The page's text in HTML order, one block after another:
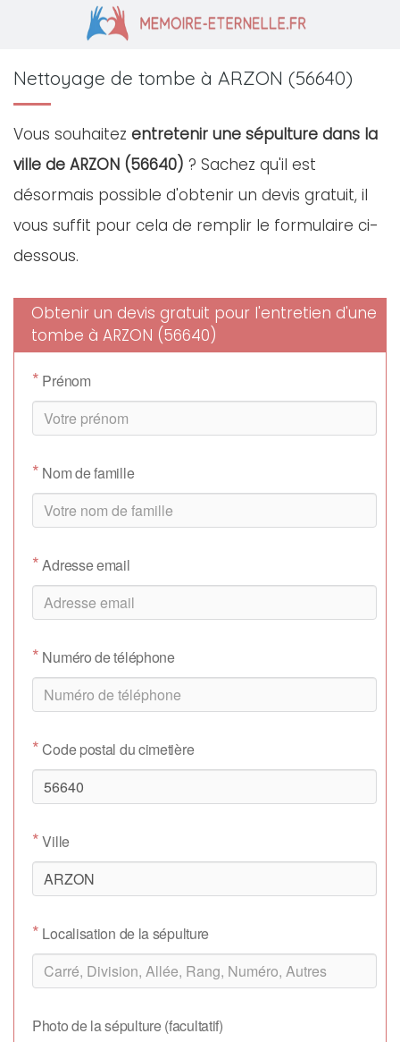
Nettoyage de tombe à ARZON (56640)
Vous souhaitez entretenir une sépulture dans la
ville de ARZON (56640) ? Sachez qu'il est
désormais possible d'obtenir un devis gratuit, il
vous suffit pour cela de remplir le formulaire ci-
dessous.
Obtenir un devis gratuit pour l'entretien d'une
tombe à ARZON (56640)
* Prénom
* Nom de famille
*Adresse email
* Numéro de téléphone
*Code postal du cimetière
*Ville
* Localisation de la sépulture
Photo de la sépulture (facultatif)